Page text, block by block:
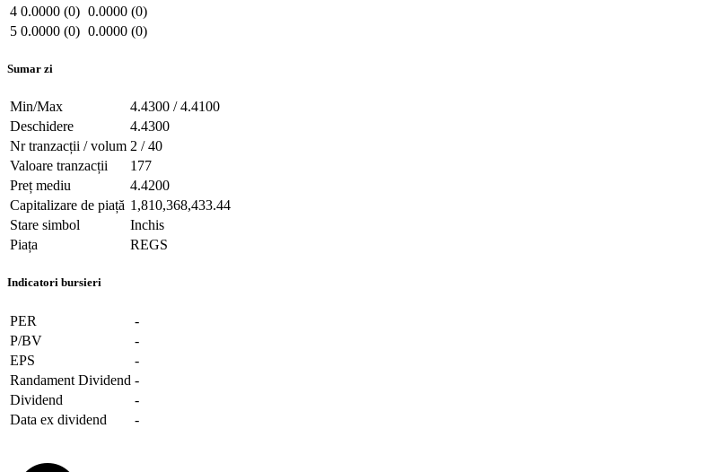
4 0.0000 (0) 0.0000 (0)
5 0.0000 (0) 0.0000 (0)
Sumar zi
Min/Max
4.4300 / 4.4100
Deschidere
4.4300
Nr tranzacții / volum 2 / 40
Valoare tranzacții
177
Preț mediu
4.4200
Capitalizare de piață 1,810,368,433.44
Stare simbol
Inchis
Piața
REGS
Indicatori bursieri
PER
-
P/BV
-
EPS
-
Randament Dividend -
Dividend
-
Data ex dividend
-